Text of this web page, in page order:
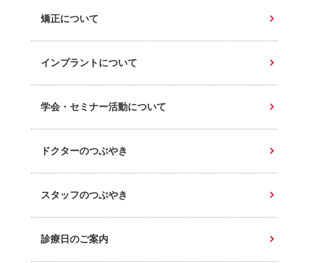
矯正について
インプラントについて
学会・セミナー活動について
ドクターのつぶやき
スタッフのつぶやき
診療日のご案内